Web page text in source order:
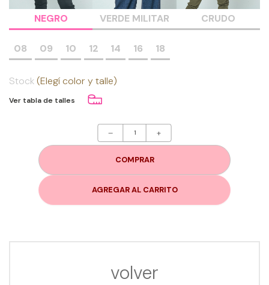
NEGRO VERDE MILITAR CRUDO
08 09 10 12 14 16 18
Stock(Elegí color y talle)
Ver tabla de talles
– +
COMPRAR
AGREGAR AL CARRITO
volver